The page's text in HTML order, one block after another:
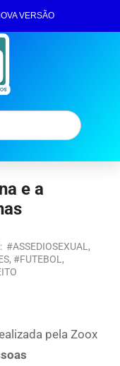
VERSÃO
e a
#ASSEDIOSEXUAL ,
, #FUTEBOL ,
pela Zoox